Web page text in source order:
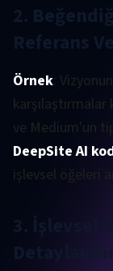
2.
Referans
Örnek:
karşılaştırmalar
ve Medium'un
DeepSite AI
işlevsel öğeleri
3. İşlevsel